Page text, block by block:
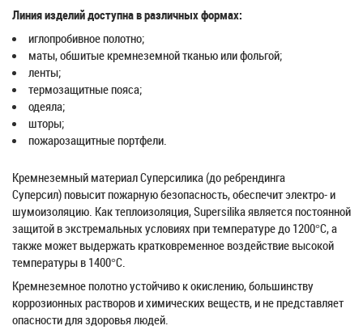
Линия изделий доступна в различных формах:
иглопробивное полотно;
маты, обшитые кремнеземной тканью или фольгой;
ленты;
термозащитные пояса;
одеяла;
шторы;
пожарозащитные портфели.
Кремнеземный материал Суперсилика (до ребрендинга
Суперсил) повысит пожарную безопасность, обеспечит электро- и
шумоизоляцию. Как теплоизоляция, Supersilika является постоянной
защитой в экстремальных условиях при температуре до 1200°C, а
также может выдержать кратковременное воздействие высокой
температуры в 1400°C.
Кремнеземное полотно устойчиво к окислению, большинству
коррозионных растворов и химических веществ, и не представляет
опасности для здоровья людей.